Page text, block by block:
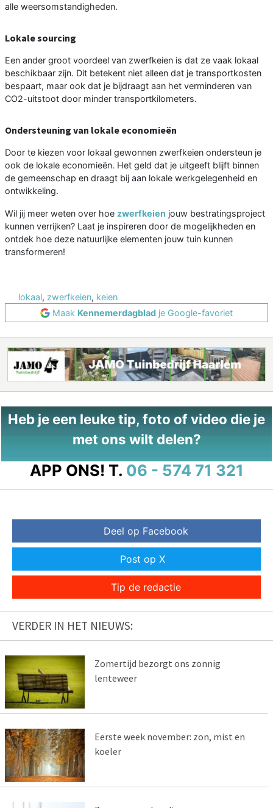
alle weersomstandigheden.
Lokale sourcing
Een ander groot voordeel van zwerfkeien is dat ze vaak lokaal
beschikbaar zijn. Dit betekent niet alleen dat je transportkosten
bespaart, maar ook dat je bijdraagt aan het verminderen van
CO2-uitstoot door minder transportkilometers.
Ondersteuning van lokale economieën
Door te kiezen voor lokaal gewonnen zwerfkeien ondersteun je
ook de lokale economieën. Het geld dat je uitgeeft blijft binnen
de gemeenschap en draagt bij aan lokale werkgelegenheid en
ontwikkeling.
Wil jij meer weten over hoe zwerfkeien jouw bestratingsproject
kunnen verrijken? Laat je inspireren door de mogelijkheden en
ontdek hoe deze natuurlijke elementen jouw tuin kunnen
transformeren!
lokaal, zwerfkeien, keien
Maak Kennemerdagblad je Google-favoriet
Heb je een leuke tip, foto of video die je
met ons wilt delen?
APP ONS! T. 06 - 574 71 321
Deel op Facebook
Post op X
Tip de redactie
VERDER IN HET NIEUWS:
Zomertijd bezorgt ons zonnig
lenteweer
Eerste week november: zon, mist en
koeler